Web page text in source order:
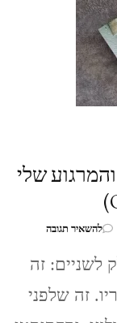
שלי
להשאיר תגובהבנושא
מושפג
שנת
לשניים: זה
זה שלפני